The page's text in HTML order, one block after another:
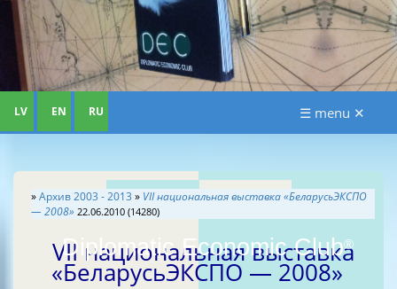
Diplomatic Economic Club®
LV EN RU ☰ menu ✕
»Aрхив 2003 - 2013 » VII национальная выставка «БеларусьЭКСПО
— 2008» 22.06.2010 (14280)
VII национальная выставка
«БеларусьЭКСПО — 2008»